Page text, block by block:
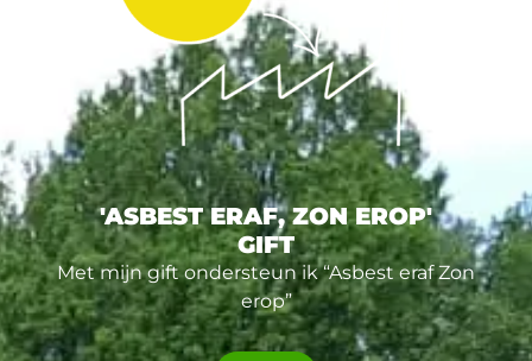
'ASBEST ERAF, ZON EROP'
GIFT
Met mijn gift ondersteun ik “Asbest eraf Zon
erop”